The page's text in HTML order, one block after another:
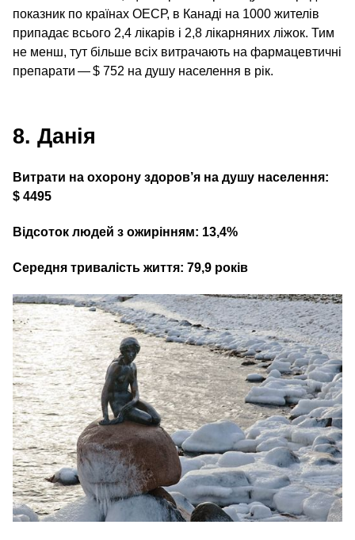
показник по країнах ОЕСР, в Канаді на 1000 жителів
припадає всього 2,4 лікарів і 2,8 лікарняних ліжок. Тим
не менш, тут більше всіх витрачають на фармацевтичні
препарати — $ 752 на душу населення в рік.
8. Данія
Витрати на охорону здоров’я на душу населення:
$ 4495
Відсоток людей з ожирінням: 13,4%
Середня тривалість життя: 79,9 років